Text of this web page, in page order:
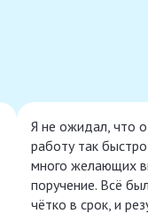
Я не ожидал, что
работу так
много желающих
поручение. Всё
чётко в срок, и